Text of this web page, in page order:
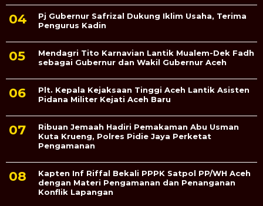
Pj Gubernur Safrizal Dukung Iklim Usaha, Terima
Pengurus Kadin
Mendagri Tito Karnavian Lantik Mualem-Dek Fadh
sebagai Gubernur dan Wakil Gubernur Aceh
Plt. Kepala Kejaksaan Tinggi Aceh Lantik Asisten
Pidana Militer Kejati Aceh Baru
Ribuan Jemaah Hadiri Pemakaman Abu Usman
Kuta Krueng, Polres Pidie Jaya Perketat
Pengamanan
Kapten Inf Riffal Bekali PPPK Satpol PP/WH Aceh
dengan Materi Pengamanan dan Penanganan
Konflik Lapangan